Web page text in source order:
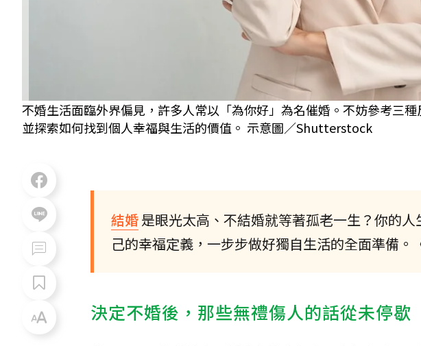
不婚生活面臨外界偏見，許多人常以「為你好」為名催婚。不妨參考三
並探索如何找到個人幸福與生活的價值。 示意圖／Shutterstock
結婚是眼光太高、不結婚就等著孤老一生？你的
己的幸福定義，一步步做好獨自生活的全面準備
決定不婚後，那些無禮傷人的話從未停歇